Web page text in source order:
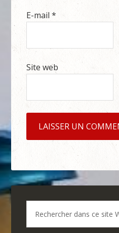
E-mail*
Site web